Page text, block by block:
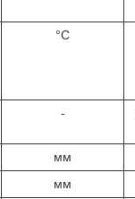
°C
-
мм
мм